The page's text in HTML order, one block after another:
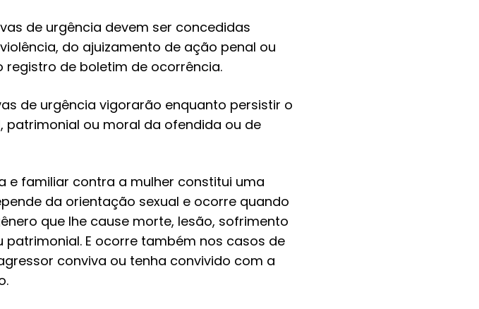
de urgência devem ser concedidas
do ajuizamento de ação penal ou
registro de boletim de ocorrência.
de urgência vigorarão enquanto persistir o
patrimonial ou moral da ofendida ou de
e familiar contra a mulher constitui uma
da orientação sexual e ocorre quando
que lhe cause morte, lesão, sofrimento
E ocorre também nos casos de
conviva ou tenha convivido com a